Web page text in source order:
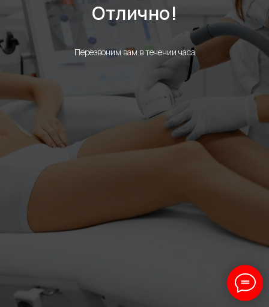
Отлично!
Перезвоним вам в течении часа